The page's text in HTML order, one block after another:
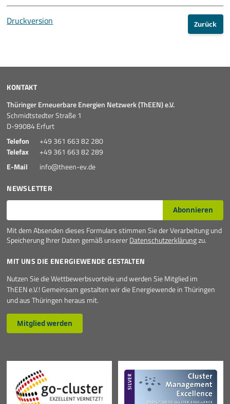
Druckversion Zurück
KONTAKT
Thüringer Erneuerbare Energien Netzwerk (ThEEN) e.V.
Schmidtstedter Straße 1
D-99084 Erfurt
Telefon
+49 361 663 82 280
Telefax
+49 361 663 82 289
E-Mail
info@theen-ev.de
NEWSLETTER
E-Mail* Abonnieren
Mit dem Absenden dieses Formulars stimmen Sie der Verarbeitung und
Speicherung Ihrer Daten gemäß unsererDatenschutzerklärungzu.
MIT UNS DIE ENERGIEWENDE GESTALTEN
Nutzen Sie die Wettbewerbsvorteile und werden Sie Mitglied im
ThEEN e.V.! Gemeinsam gestalten wir die Energiewende in Thüringen
und aus Thüringen heraus mit.
Mitglied werden